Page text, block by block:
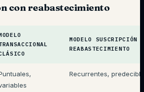
con reabastecimiento
MODELO SUSCRIPCIÓN
REABASTECIMIENTO
Recurrentes,